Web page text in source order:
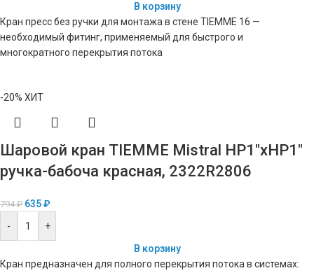
В корзину
Кран пресс без ручки для монтажа в стене TIEMME 16 —
необходимый фитинг, применяемый для быстрого и
многократного перекрытия потока
-20% ХИТ
Шаровой кран TIEMME Mistral НР1″хНР1″
ручка-бабоча красная, 2322R2806
794₽ 635₽
-
+
В корзину
Кран предназначен для полного перекрытия потока в системах: